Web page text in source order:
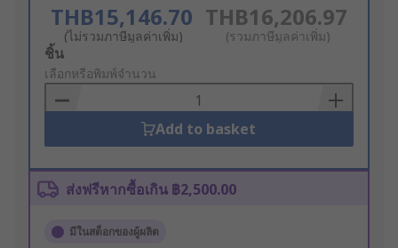
THB15,146.70
(ไม่รวมภาษีมูลค่าเพิ่ม)
THB16,206.97
(รวมภาษีมูลค่าเพิ่ม)
Add
to
Basket
ชิ้น
เลือกหรือพิมพ์จำนวน
Add to basket
ส่งฟรีหากซื้อเกิน ฿2,500.00
มีในสต็อกของผู้ผลิต